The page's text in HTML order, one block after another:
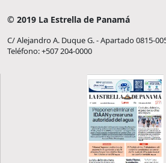
© 2019 La Estrella de Panamá
C/ Alejandro A. Duque G. - Apartado 0815-
Teléfono: +507 204-0000